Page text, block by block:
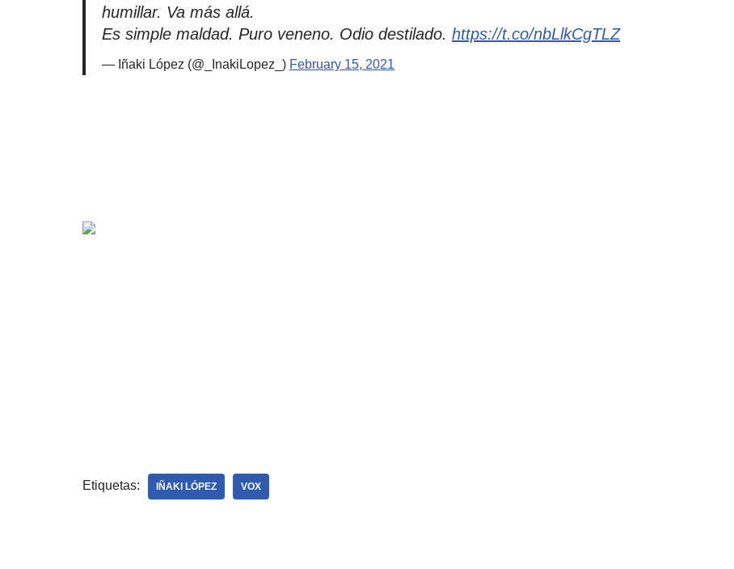
humillar. Va más allá.
Es simple maldad. Puro veneno. Odio destilado. https://t.co/nbLlkCgTLZ
— Iñaki López (@_InakiLopez_) February 15, 2021
Etiquetas: IÑAKI LÓPEZ VOX